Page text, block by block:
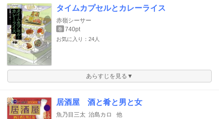
タイムカプセルとカレーライス
赤嶺シーサー
巻 740pt
お気に入り：24人
あらすじを見る▼
居酒屋 酒と肴と男と女
魚乃目三太 治島カロ 他